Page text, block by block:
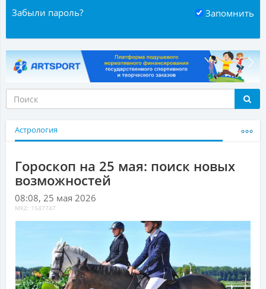
Забыли пароль? Запомнить
Астрология
Гороскоп на 25 мая: поиск новых
возможностей
08:08, 25 мая 2026
MKZ: 1547747